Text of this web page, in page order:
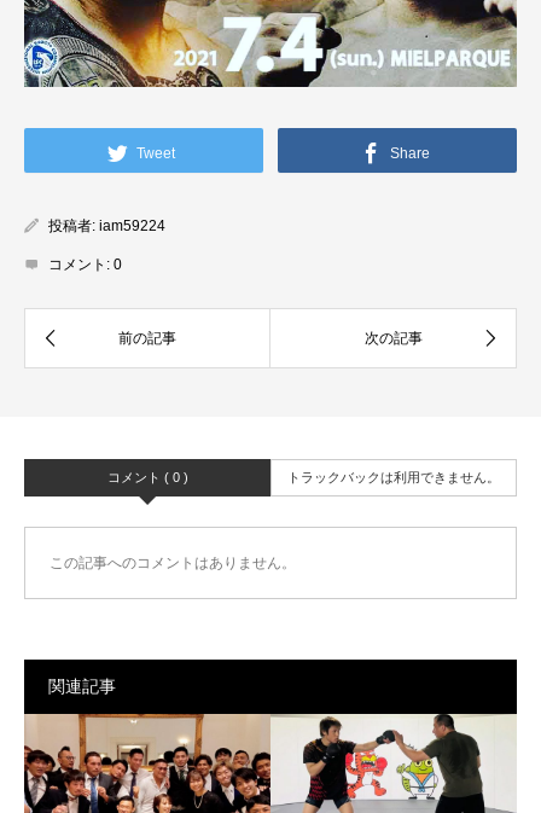
Tweet Share
投稿者: iam59224
コメント: 0
コメント ( 0 ) トラックバックは利用できません。
この記事へのコメントはありません。
関連記事